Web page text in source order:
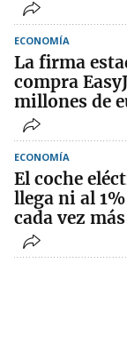
ECONOMÍA
La firma
compra
millones de
ECONOMÍA
El coche
llega ni al
cada vez